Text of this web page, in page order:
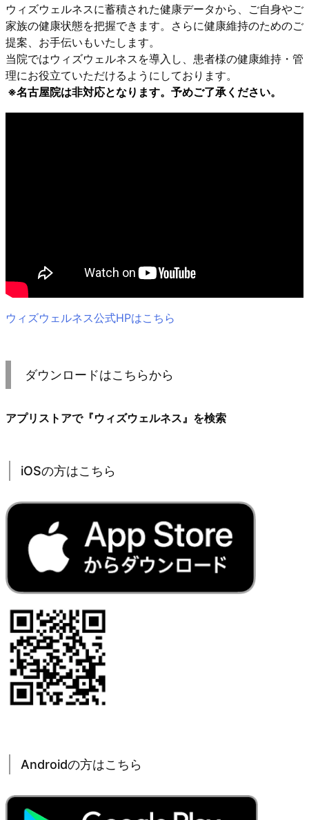
ウィズウェルネスに蓄積された健康データから、ご自身やご
家族の健康状態を把握できます。さらに健康維持のためのご
提案、お手伝いもいたします。
当院ではウィズウェルネスを導入し、患者様の健康維持・管
理にお役立ていただけるようにしております。
※名古屋院は非対応となります。予めご了承ください。
ウィズウェルネス公式HPはこちら
ダウンロードはこちらから
アプリストアで『ウィズウェルネス』を検索
iOSの方はこちら
Androidの方はこちら